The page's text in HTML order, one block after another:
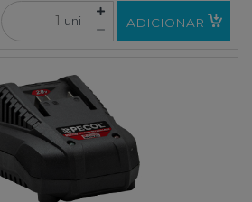
uni ADICIONAR